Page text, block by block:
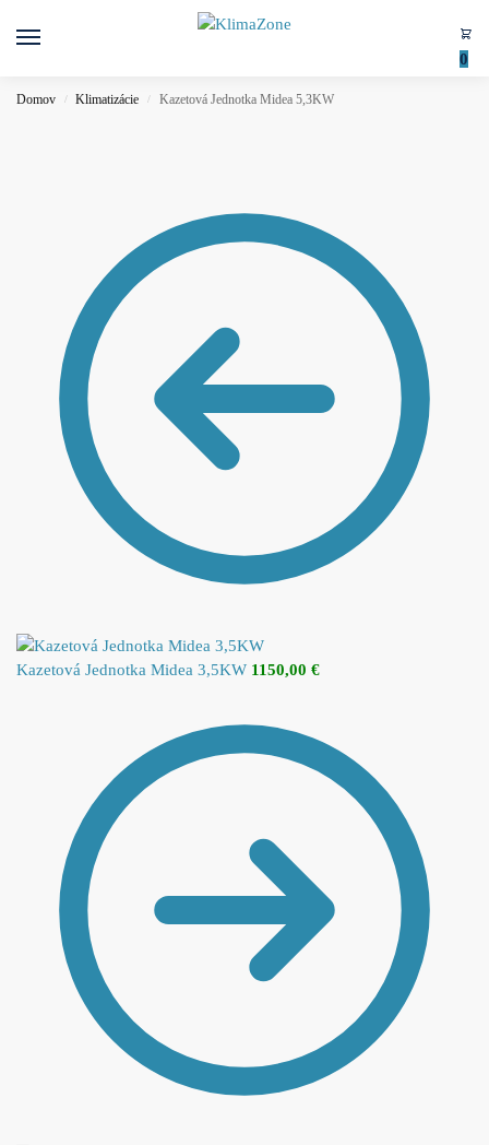
0
Domov / Klimatizácie / Kazetová Jednotka Midea 5,3KW
Kazetová Jednotka Midea 3,5KW 1150,00 €